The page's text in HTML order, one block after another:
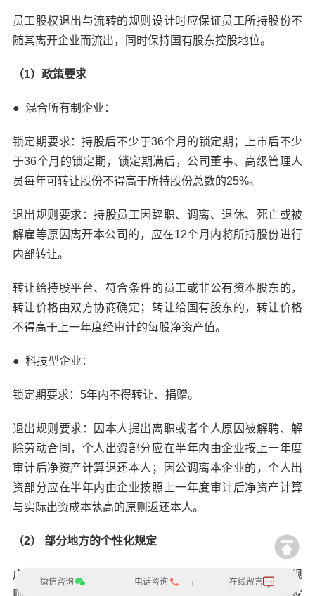
员工股权退出与流转的规则设计时应保证员工所持股份不
随其离开企业而流出，同时保持国有股东控股地位。
（1）政策要求
● 混合所有制企业：
锁定期要求：持股后不少于36个月的锁定期；上市后不少
于36个月的锁定期，锁定期满后，公司董事、高级管理人
员每年可转让股份不得高于所持股份总数的25%。
退出规则要求：持股员工因辞职、调离、退休、死亡或被
解雇等原因离开本公司的，应在12个月内将所持股份进行
内部转让。
转让给持股平台、符合条件的员工或非公有资本股东的，
转让价格由双方协商确定；转让给国有股东的，转让价格
不得高于上一年度经审计的每股净资产值。
● 科技型企业：
锁定期要求：5年内不得转让、捐赠。
退出规则要求：因本人提出离职或者个人原因被解聘、解
除劳动合同，个人出资部分应在半年内由企业按上一年度
审计后净资产计算退还本人；因公调离本企业的，个人出
资部分应在半年内由企业按照上一年度审计后净资产计算
与实际出资成本孰高的原则返还本人。
（2） 部分地方的个性化规定
广东省：广东省虽未做具体要求，但要求企业制定好规
微信咨询 电话咨询 在线留言